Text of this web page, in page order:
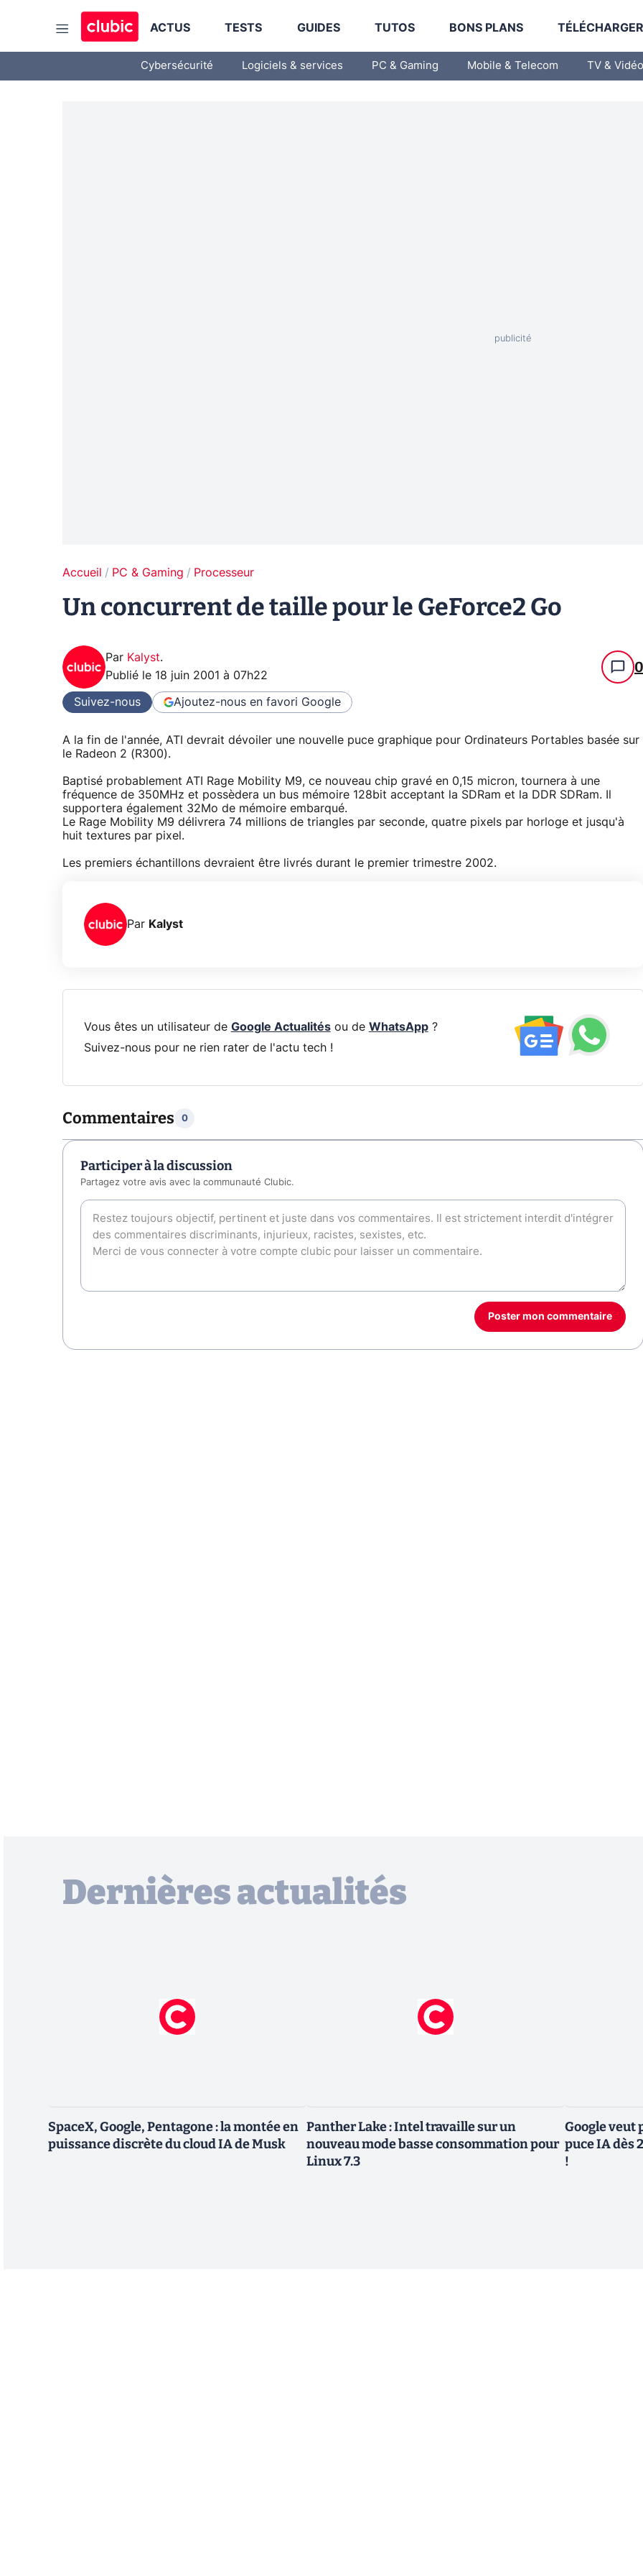
ACTUS TESTS GUIDES TUTOS BONS PLANS
Cybersécurité Logiciels & services PC & Gaming Mobile & Telecom TV & Vidéo
Accueil PC & Gaming Processeur
Un concurrent de taille pour le GeForce2 Go
Par Kalyst.
Publié le 18 juin 2001 à 07h22 0
Suivez-nous Ajoutez-nous en favori Google
A la fin de l'année, ATI devrait dévoiler une nouvelle puce graphique pour Ordinateurs Portables basée sur
le Radeon 2 (R300).
Baptisé probablement ATI Rage Mobility M9, ce nouveau chip gravé en 0,15 micron, tournera à une
fréquence de 350MHz et possèdera un bus mémoire 128bit acceptant la SDRam et la DDR SDRam. Il
supportera également 32Mo de mémoire embarqué.
Le Rage Mobility M9 délivrera 74 millions de triangles par seconde, quatre pixels par horloge et jusqu'à
huit textures par pixel.
Les premiers échantillons devraient être livrés durant le premier trimestre 2002.
Par Kalyst
Vous êtes un utilisateur de Google Actualitésou de WhatsApp?
Suivez-nous pour ne rien rater de l'actu tech !
Commentaires 0
Participer à la discussion
Partagez votre avis avec la communauté Clubic.
Poster mon commentaire
Dernières actualités
SpaceX, Google, Pentagone : la montée en
puissance discrète du cloud IA de Musk
Panther Lake : Intel travaille sur un
nouveau mode basse consommation pour
Linux 7.3
Google veut
puce IA dès
!